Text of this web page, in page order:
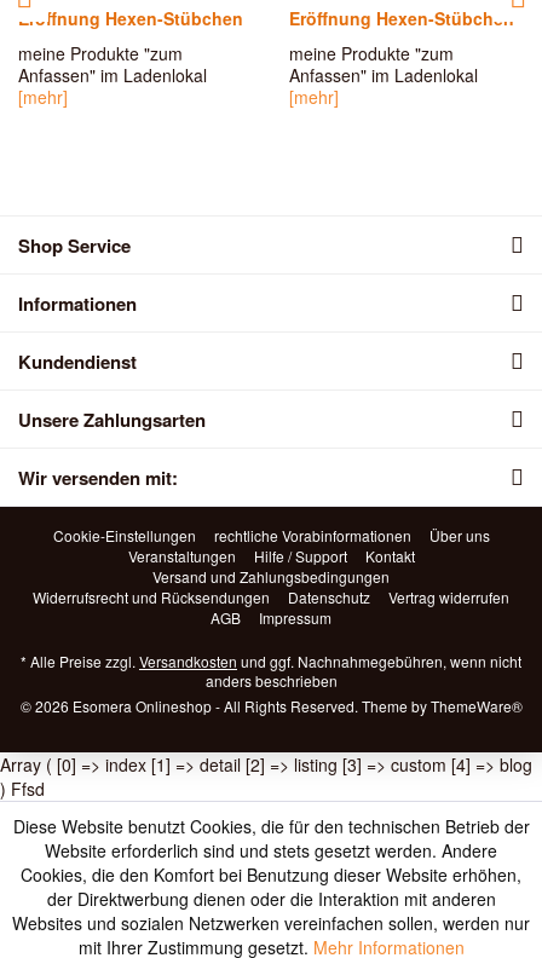
Eröffnung Hexen-Stübchen
meine Produkte "zum
Anfassen" im Ladenlokal
[mehr]
Eröffnung Hexen-Stübchen
meine Produkte "zum
Anfassen" im Ladenlokal
[mehr]
Shop Service
Informationen
Kundendienst
Unsere Zahlungsarten
Wir versenden mit:
Cookie-Einstellungen rechtliche Vorabinformationen
Über uns
Veranstaltungen
Hilfe / Support
Kontakt
Versand und Zahlungsbedingungen
Widerrufsrecht und Rücksendungen
Datenschutz
Vertrag widerrufen
AGB
Impressum
* Alle Preise zzgl. Versandkosten und ggf. Nachnahmegebühren, wenn nicht
anders beschrieben
© 2026 Esomera Onlineshop - All Rights Reserved. Theme byThemeWare®
Diese Website benutzt Cookies, die für den technischen Betrieb der
Website erforderlich sind und stets gesetzt werden. Andere
Cookies, die den Komfort bei Benutzung dieser Website erhöhen,
der Direktwerbung dienen oder die Interaktion mit anderen
Websites und sozialen Netzwerken vereinfachen sollen, werden nur
mit Ihrer Zustimmung gesetzt. Mehr Informationen
Array ( [0] => index [1] => detail [2] => listing [3] => custom [4] => blog
) Ffsd